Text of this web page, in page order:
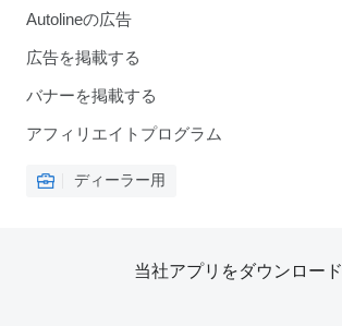
Autolineの広告
広告を掲載する
バナーを掲載する
アフィリエイトプログラム
ディーラー用
当社アプリをダウンロード